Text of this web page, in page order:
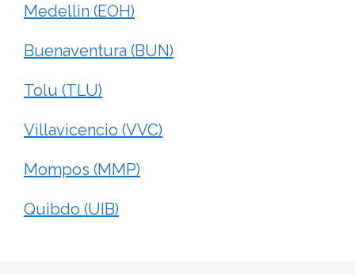
Medellin (EOH)
Buenaventura (BUN)
Tolu (TLU)
Villavicencio (VVC)
Mompos (MMP)
Quibdo (UIB)